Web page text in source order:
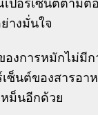
ปอร์เซ็นต์ตามต้
างมั่นใจ
งการหมักไม่มีก
เซ็นต์ของสารอา
หม็นอีกด้วย